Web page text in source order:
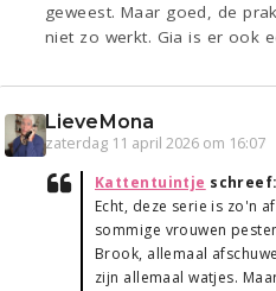
geweest. Maar goed, de
niet zo werkt. Gia is er ook
LieveMona
zaterdag 11 april 2026 om 16:07
Kattentuintje schreef:
Echt, deze serie is zo'n
sommige vrouwen
Brook, allemaal
zijn allemaal watjes.